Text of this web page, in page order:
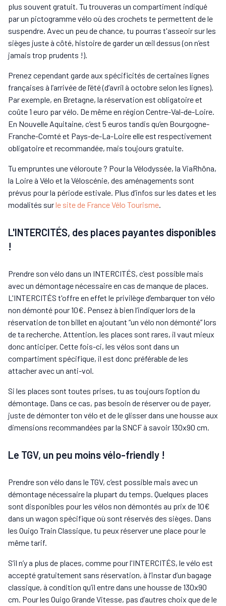
plus souvent gratuit. Tu trouveras un compartiment indiqué
par un pictogramme vélo où des crochets te permettent de le
suspendre. Avec un peu de chance, tu pourras t'asseoir sur les
sièges juste à côté, histoire de garder un œil dessus (on n’est
jamais trop prudents !).
Prenez cependant garde aux spécificités de certaines lignes
françaises à l’arrivée de l’été (d’avril à octobre selon les lignes).
Par exemple, en Bretagne, la réservation est obligatoire et
coûte 1 euro par vélo. De même en région Centre-Val-de-Loire.
En Nouvelle Aquitaine, c’est 5 euros tandis qu’en Bourgogne-
Franche-Comté et Pays-de-La-Loire elle est respectivement
obligatoire et recommandée, mais toujours gratuite.
Tu empruntes une véloroute ? Pour la Vélodyssée, la ViaRhôna,
la Loire à Vélo et la Véloscénie, des aménagements sont
prévus pour la période estivale. Plus d’infos sur les dates et les
modalités surle site de France Vélo Tourisme.
L'INTERCITÉS, des places payantes disponibles
!
Prendre son vélo dans un INTERCITÉS, c’est possible mais
avec un démontage nécessaire en cas de manque de places.
L'INTERCITÉS t'offre en effet le privilège d’embarquer ton vélo
non démonté pour 10€. Pensez à bien l’indiquer lors de la
réservation de ton billet en ajoutant “un vélo non démonté” lors
de ta recherche. Attention, les places sont rares, il vaut mieux
donc anticiper. Cette fois-ci, les vélos sont dans un
compartiment spécifique, il est donc préférable de les
attacher avec un anti-vol.
Si les places sont toutes prises, tu as toujours l’option du
démontage. Dans ce cas, pas besoin de réserver ou de payer,
juste de démonter ton vélo et de le glisser dans une housse aux
dimensions recommandées par la SNCF à savoir 130x90 cm.
Le TGV, un peu moins vélo-friendly !
Prendre son vélo dans le TGV, c’est possible mais avec un
démontage nécessaire la plupart du temps. Quelques places
sont disponibles pour les vélos non démontés au prix de 10€
dans un wagon spécifique où sont réservés des sièges. Dans
les Ouigo Train Classique, tu peux réserver une place pour le
même tarif.
S’il n’y a plus de places, comme pour l'INTERCITÉS, le vélo est
accepté gratuitement sans réservation, à l’instar d’un bagage
classique, à condition qu’il entre dans une housse de 130x90
cm. Pour les Ouigo Grande Vitesse, pas d’autres choix que de le